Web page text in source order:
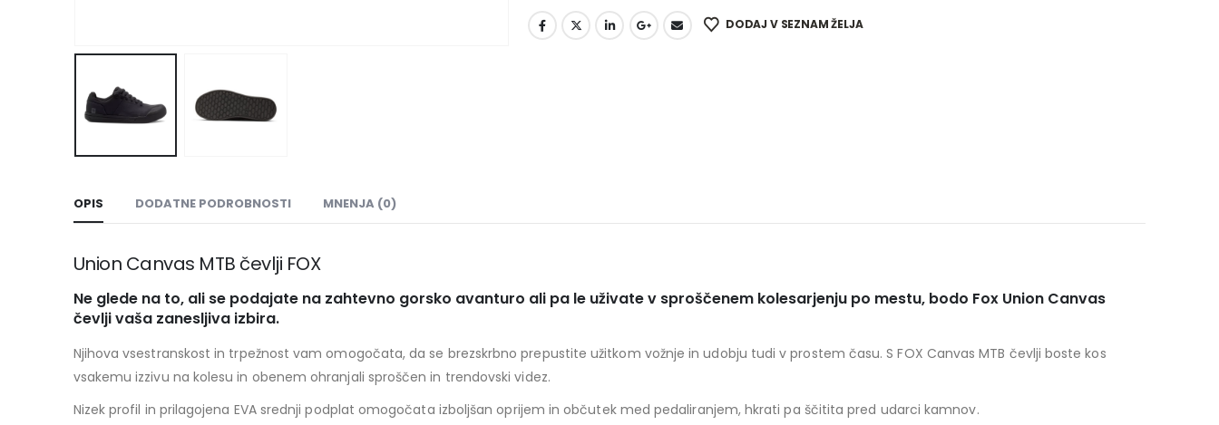
DODAJ V SEZNAM ŽELJA
OPIS DODATNE PODROBNOSTI MNENJA (0)
Union Canvas MTB čevlji FOX
Ne glede na to, ali se podajate na zahtevno gorsko avanturo ali pa le uživate v sproščenem kolesarjenju po mestu, bodo Fox Union Canvas
čevlji vaša zanesljiva izbira.
Njihova vsestranskost in trpežnost vam omogočata, da se brezskrbno prepustite užitkom vožnje in udobju tudi v prostem času. S FOX Canvas MTB čevlji boste kos
vsakemu izzivu na kolesu in obenem ohranjali sproščen in trendovski videz.
Nizek profil in prilagojena EVA srednji podplat omogočata izboljšan oprijem in občutek med pedaliranjem, hkrati pa ščitita pred udarci kamnov.